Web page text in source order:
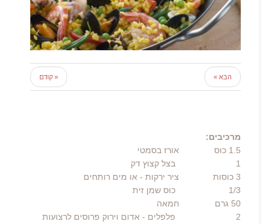
« קודם הבא »
מרכיבים:
1.5 כוס
אורז בסמטי
1 בצל קצוץ דק
3 כוסות ציר ירקות - או מים רותחים
1/3 כוס שמן זית
50 גרם
חמאה
2 פלפלים - אדום וירוק פרוסים לרצועות